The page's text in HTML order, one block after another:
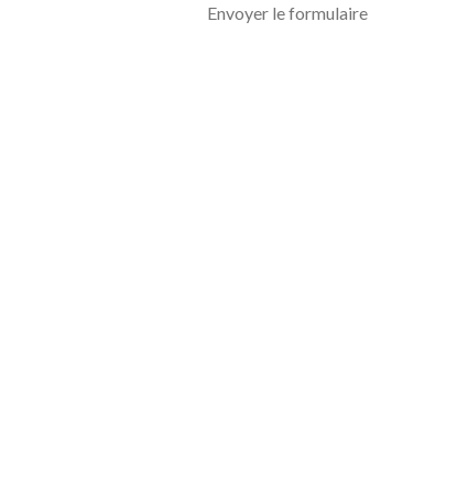
Envoyer le formulaire